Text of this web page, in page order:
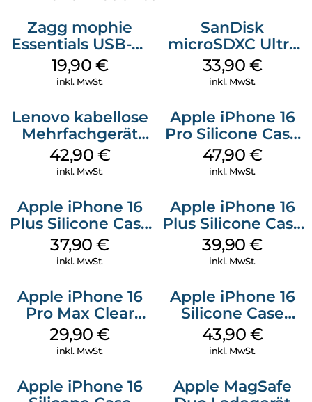
Zagg mophie
Essentials USB-C-
20W Charger PD
Weiß
19,90 €
inkl. MwSt.
SanDisk
microSDXC Ultra
128 GB + Adapter
Mobile
33,90 €
inkl. MwSt.
Lenovo kabellose
Mehrfachgerät
Luna Grey
42,90 €
inkl. MwSt.
Apple iPhone 16
Pro Silicone Case
MagSafe Denim
47,90 €
inkl. MwSt.
Apple iPhone 16
Plus Silicone Case
MagSafe Lake
Green
37,90€
inkl. MwSt.
Apple iPhone 16
Plus Silicone Case
MagSafe Plum
39,90€
inkl. MwSt.
Apple iPhone 16
Pro Max Clear
Case MagSafe
Transparent
29,90€
inkl. MwSt.
Apple iPhone 16
Silicone Case
MagSafe Plum
43,90 €
inkl. MwSt.
Apple iPhone 16
Apple MagSafe